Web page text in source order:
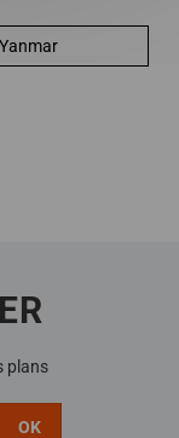
Yanmar
plans
OK